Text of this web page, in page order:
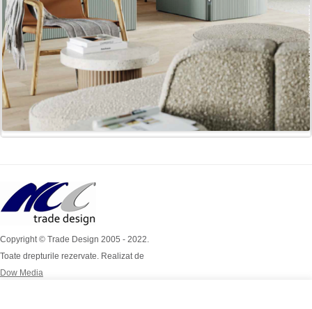
Copyright © Trade Design 2005 - 2022.
Toate drepturile rezervate. Realizat de
Dow Media